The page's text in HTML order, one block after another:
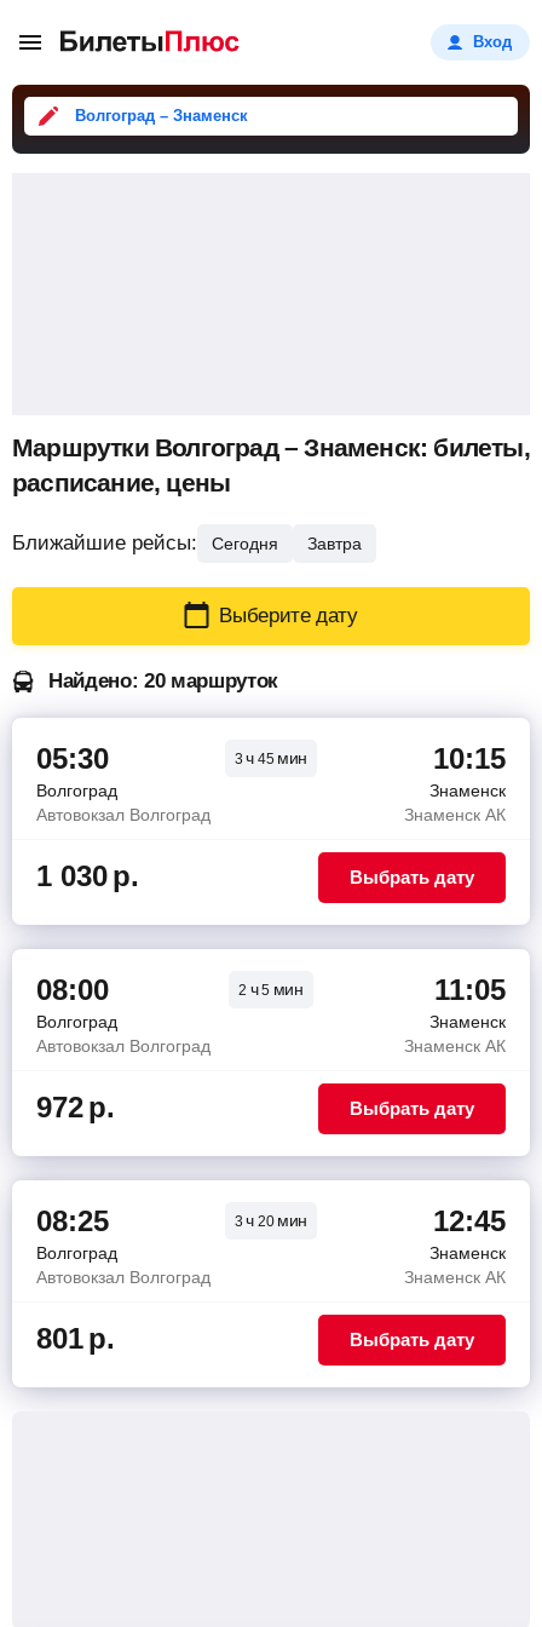
Вход
Волгоград – Знаменск
Маршрутки Волгоград – Знаменск: билеты,
расписание, цены
Ближайшие рейсы: Сегодня Завтра
Выберите дату
Найдено: 20 маршруток
05:30 3ч 45 мин 10:15
Волгоград
Знаменск
Автовокзал Волгоград
Знаменск АК
1 030р. Выбрать дату
08:00 2 ч5 мин 11:05
Волгоград
Знаменск
Автовокзал Волгоград
Знаменск АК
972р. Выбрать дату
08:25 3ч 20 мин 12:45
Волгоград
Знаменск
Автовокзал Волгоград
Знаменск АК
801р. Выбрать дату